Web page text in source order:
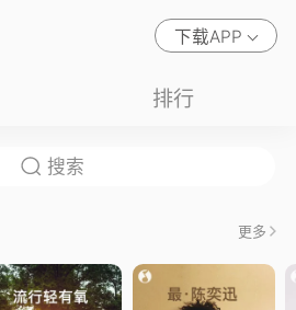
下载APP
排行
更多